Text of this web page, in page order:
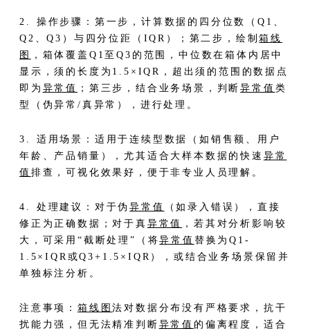
2. 操作步骤：第一步，计算数据的四分位数（Q1、
Q2、Q3）与四分位距（IQR）；第二步，绘制箱线
图
，箱体覆盖Q1至Q3的范围，中位数在箱体内居中
显示，须的长度为1.5×IQR，超出须的范围的数据点
即为 异常值 ；第三步，结合业务场景，判断异常值 类
型（伪异常/真异常），进行处理。
3. 适用场景：适用于连续型数据（如销售额、用户
年龄、产品销量），尤其适合大样本数据的快速 异常
值 排查，可视化效果好，便于非专业人员理解。
4. 处理建议：对于伪异常值
（如录入错误），直接
修正为正确数据；对于真 异常值
，若其对分析影响较
大，可采用“截断处理”（将异常值 替换为Q1-
1.5×IQR或Q3+1.5×IQR），或结合业务场景保留并
单独标注分析。
注意事项： 箱线图法对数据分布没有严格要求，抗干
扰能力强，但无法精准判断 异常值 的偏离程度，适合